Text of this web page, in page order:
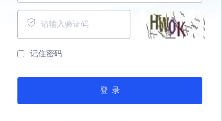
记住密码
登 录